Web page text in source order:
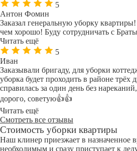
5
Антон Фомин
Заказал генеральную уборку
чем хорошо! Буду сотрудничать с
Читать ещё
5
Иван
Заказывали бригаду, для уборки
уборка будет проходить в районе трёх
справилась за один день без
дорого, советую👍👍
Читать ещё
Смотреть все отзывы
Стоимость уборки квартиры
Наш клинер приезжает в назначенное
необходимым и сразу приступает к